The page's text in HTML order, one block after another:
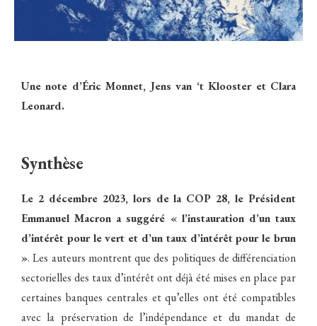
Une note d’Éric Monnet, Jens van ‘t Klooster et Clara
Leonard.
Synthèse
Le 2 décembre 2023, lors de la COP 28, le Président
Emmanuel Macron a suggéré « l’instauration d’un taux
d’intérêt pour le vert et d’un taux d’intérêt pour le brun
». Les auteurs montrent que des politiques de différenciation
sectorielles des taux d’intérêt ont déjà été mises en place par
certaines banques centrales et qu’elles ont été compatibles
avec la préservation de l’indépendance et du mandat de